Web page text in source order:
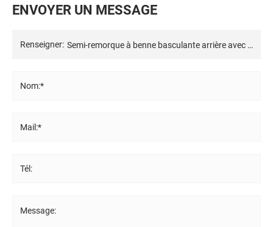
ENVOYER UN MESSAGE
Renseigner:
Nom:*
Mail:*
Tél:
Message: